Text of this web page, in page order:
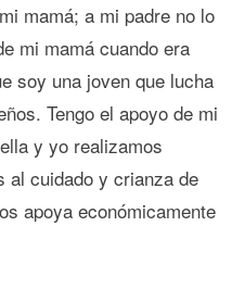
mamá; a mi padre no lo
mi mamá cuando era
soy una joven que lucha
Tengo el apoyo de mi
y yo realizamos
al cuidado y crianza de
apoya económicamente